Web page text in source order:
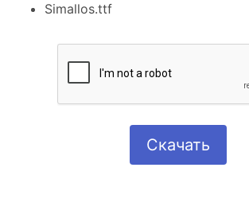
Simallos.ttf
Скачать